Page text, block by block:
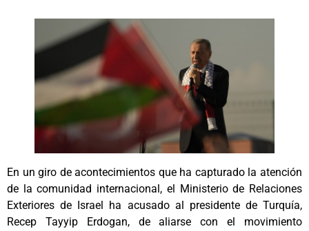
En un giro de acontecimientos que ha capturado la atención
de la comunidad internacional, el Ministerio de Relaciones
Exteriores de Israel ha acusado al presidente de Turquía,
Recep Tayyip Erdogan, de aliarse con el movimiento